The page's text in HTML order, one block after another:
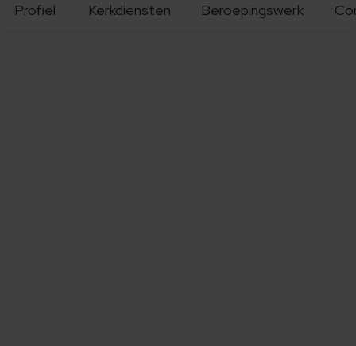
Profiel Kerkdiensten Beroepingswerk